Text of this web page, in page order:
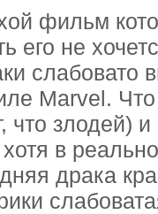
фильм
его не
слабовато
Marvel.
что злодей)
хотя в
драка